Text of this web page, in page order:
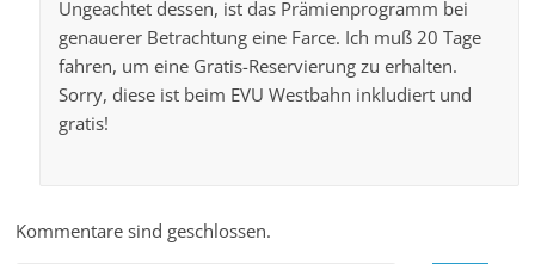
Ungeachtet dessen, ist das Prämienprogramm bei
genauerer Betrachtung eine Farce. Ich muß 20 Tage
fahren, um eine Gratis-Reservierung zu erhalten.
Sorry, diese ist beim EVU Westbahn inkludiert und
gratis!
Kommentare sind geschlossen.